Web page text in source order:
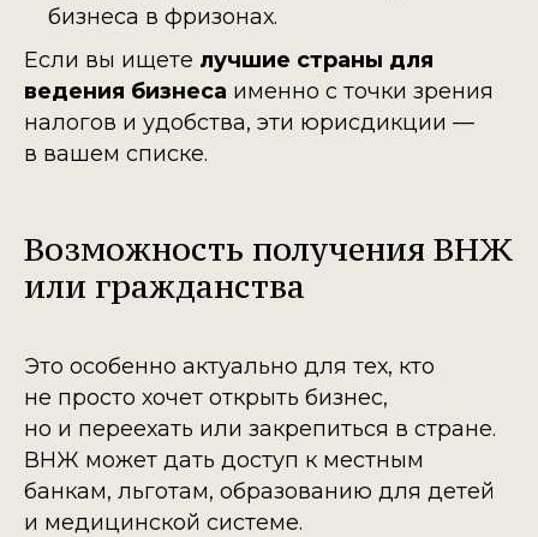
бизнеса в фризонах.
Если вы ищете лучшие страны для
ведения бизнеса именно с точки зрения
налогов и удобства, эти юрисдикции —
в вашем списке.
Возможность получения ВНЖ
или гражданства
Это особенно актуально для тех, кто
не просто хочет открыть бизнес,
но и переехать или закрепиться в стране.
ВНЖ может дать доступ к местным
банкам, льготам, образованию для детей
и медицинской системе.